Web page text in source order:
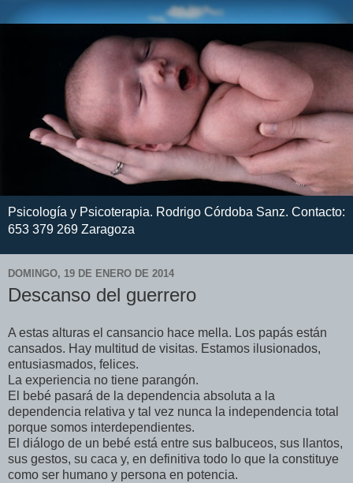
Psicología y Psicoterapia. Rodrigo Córdoba Sanz. Contacto:
653 379 269 Zaragoza
DOMINGO, 19 DE ENERO DE 2014
Descanso del guerrero
A estas alturas el cansancio hace mella. Los papás están
cansados. Hay multitud de visitas. Estamos ilusionados,
entusiasmados, felices.
La experiencia no tiene parangón.
El bebé pasará de la dependencia absoluta a la
dependencia relativa y tal vez nunca la independencia total
porque somos interdependientes.
El diálogo de un bebé está entre sus balbuceos, sus llantos,
sus gestos, su caca y, en definitiva todo lo que la constituye
como ser humano y persona en potencia.